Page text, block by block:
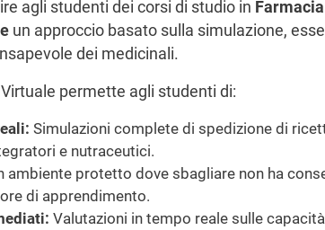
agli studenti dei corsi di studio in Farmacia
un approccio basato sulla simulazione,
dei medicinali.
permette agli studenti di:
Simulazioni complete di spedizione di
e nutraceutici.
ambiente protetto dove sbagliare non ha
di apprendimento.
Valutazioni in tempo reale sulle